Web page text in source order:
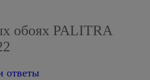
обоях PALITRA
ответы